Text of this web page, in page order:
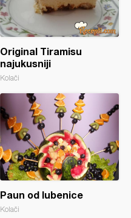
Original Tiramisu
najukusniji
Kolači
Paun od lubenice
Kolači